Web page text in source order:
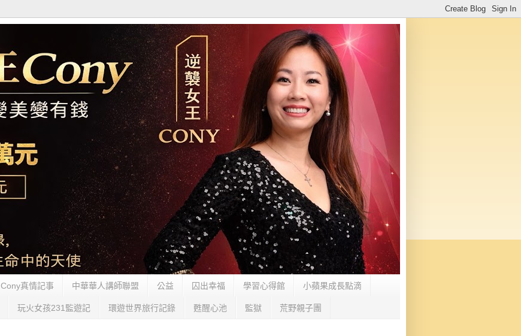
Cony真情記事 中華華人講師聯盟 公益 囚出幸福 學習心得館 小蘋果成長點滴
玩火女孩231監遊記 環遊世界旅行記錄 甦醒心池 監獄 荒野親子團